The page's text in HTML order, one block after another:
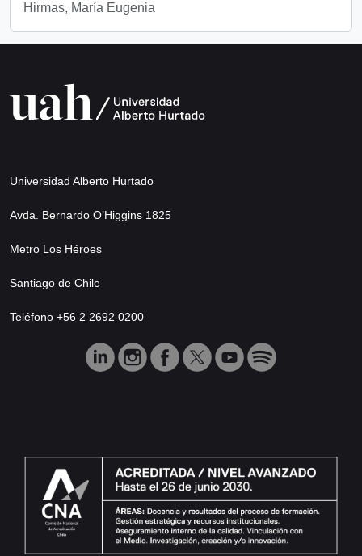
Hirmas, María Eugenia
Universidad Alberto Hurtado
Avda. Bernardo O’Higgins 1825
Metro Los Héroes
Santiago de Chile
Teléfono +56 2 2692 0200